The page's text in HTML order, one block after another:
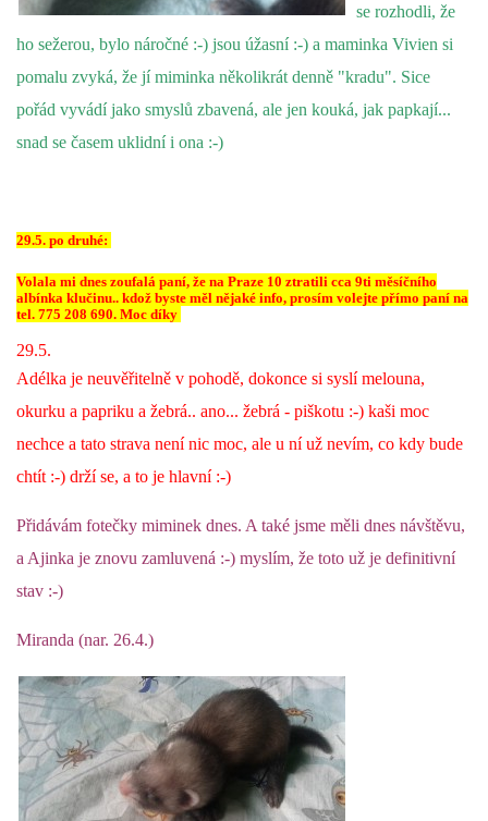
JEDNA ČÍ VÍCE FRETEK?
KASTRACE
E - S H O P
HISTORIE 2022
VÝROČNÍ ZPRÁVY
KONTAKT
JAK NÁM POMOCI
NAPSALI O NÁS
NATÁČENÍ V TELEVIZI
se rozhodli, že
ho sežerou, bylo náročné :-) jsou úžasní :-) a maminka Vivien si
pomalu zvyká, že jí miminka několikrát denně "kradu". Sice
pořád vyvádí jako smyslů zbavená, ale jen kouká, jak papkají...
snad se časem uklidní i ona :-)
29.5. po druhé:
Volala mi dnes zoufalá paní, že na Praze 10 ztratili cca 9ti měsíčního
albínka klučinu.. kdož byste měl nějaké info, prosím volejte přímo paní na
tel. 775 208 690. Moc díky
29.5.
Adélka je neuvěřitelně v pohodě, dokonce si syslí melouna,
okurku a papriku a žebrá.. ano... žebrá - piškotu :-) kaši moc
nechce a tato strava není nic moc, ale u ní už nevím, co kdy bude
chtít :-) drží se, a to je hlavní :-)
Přidávám fotečky miminek dnes. A také jsme měli dnes návštěvu,
a Ajinka je znovu zamluvená :-) myslím, že toto už je definitivní
stav :-)
Miranda (nar. 26.4.)